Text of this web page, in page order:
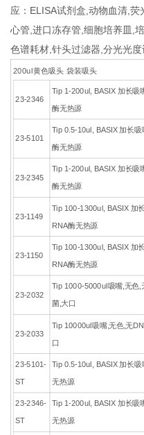
应：ELISA试剂盒,动物血清,
心管,进口冻存管,细胞培养皿,
色谱耗材,针头过滤器,分光光度
200ul黄色吸头 袋装吸头
23-2346
Tip 1-200ul, BASIX 加长吸
酶无热源
23-5101
Tip 0.5-10ul, BASIX 加长
酶无热源
23-2345
Tip 1-200ul, BASIX 加长吸
酶无热源
23-1149
Tip 100-1300ul, BASIX 加
RNA酶无热源
23-1150
Tip 100-1300ul, BASIX 加
RNA酶无热源
23-2032
Tip 1000-5000ul吸嘴,无色,
菌,大口
23-2033
Tip 10000ul吸嘴,无色,无
口
23-5101-
ST
Tip 0.5-10ul, BASIX 加长
无热源
23-2346-
ST
Tip 1-200ul, BASIX 加长吸
无热源